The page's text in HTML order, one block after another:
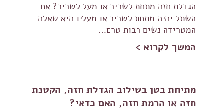
הגדלת חזה מתחת לשריר או מעל לשריר? אם
השתל יהיה מתחת לשריר או מעליו היא שאלה
המטרידה נשים רבות טרם…
המשך לקרוא >
מתיחת בטן בשילוב הגדלת חזה, הקטנת
חזה או הרמת חזה, האם כדאי?